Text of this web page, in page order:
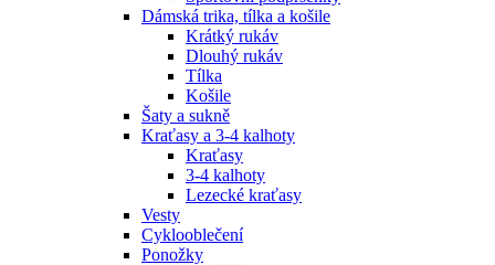
Dámská trika, tílka a košile
Krátký rukáv
Dlouhý rukáv
Tílka
Košile
Šaty a sukně
Kraťasy a 3-4 kalhoty
Kraťasy
3-4 kalhoty
Lezecké kraťasy
Vesty
Cyklooblečení
Ponožky